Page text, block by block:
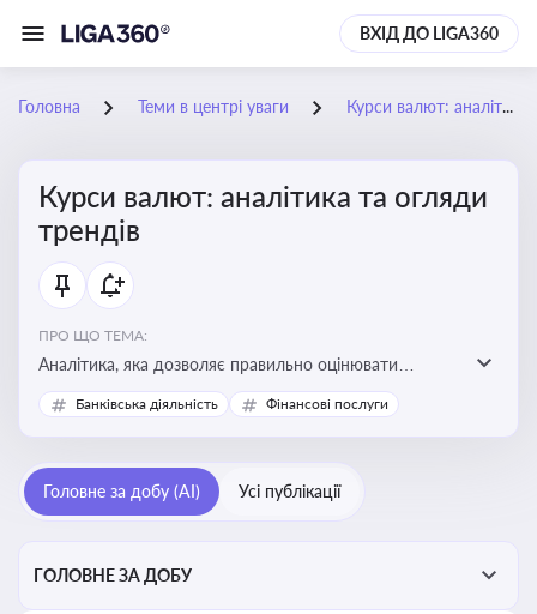
ВХІД ДО LIGA360
Головна Теми в центрі уваги Курси валют: аналітика та огляди трендів
Курси валют: аналітика та огляди
трендів
ПРО ЩО ТЕМА:
Аналітика, яка дозволяє правильно оцінювати
фінансові ризики та планувати витрати. Зміни в
курсах валют можуть вплинути на собівартість
Банківська діяльність Фінансові послуги
Головне за добу (AI) Усі публікації
ГОЛОВНЕ ЗА ДОБУ